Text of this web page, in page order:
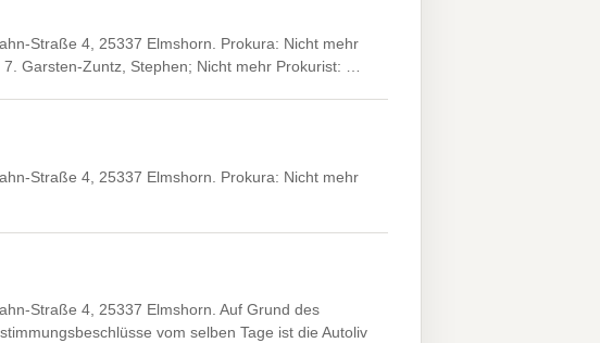
Straße 4, 25337 Elmshorn. Prokura: Nicht mehr
Garsten-Zuntz, Stephen; Nicht mehr Prokurist: …
Straße 4, 25337 Elmshorn. Prokura: Nicht mehr
Straße 4, 25337 Elmshorn. Auf Grund des
vom selben Tage ist die Autoliv